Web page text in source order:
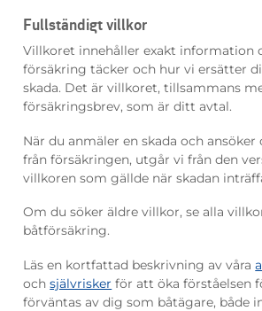
Fullständigt villkor
Villkoret innehåller exakt information
försäkring täcker och hur vi ersätter
skada. Det är villkoret, tillsammans
försäkringsbrev, som är ditt avtal.
När du anmäler en skada och
från försäkringen, utgår vi från den
villkoren som gällde när skadan
Om du söker äldre villkor,se alla
båtförsäkring.
Läs en kortfattad beskrivning av våra
ochsjälvrisker för att öka förståelsen
förväntas av dig som båtägare, både